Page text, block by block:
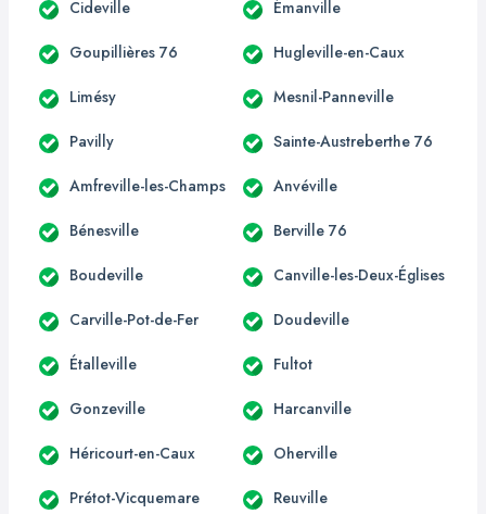
Cideville Émanville
Goupillières 76 Hugleville-en-Caux
Limésy Mesnil-Panneville
Pavilly Sainte-Austreberthe 76
Amfreville-les-Champs Anvéville
Bénesville Berville 76
Boudeville Canville-les-Deux-Églises
Carville-Pot-de-Fer Doudeville
Étalleville Fultot
Gonzeville Harcanville
Héricourt-en-Caux Oherville
Prétot-Vicquemare Reuville